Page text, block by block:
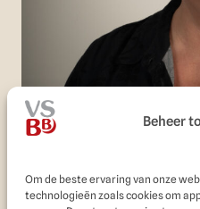
Beheer
Om de beste ervaring van onze
technologieën zoals cookies om